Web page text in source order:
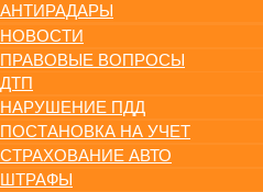
АНТИРАДАРЫ
НОВОСТИ
ПРАВОВЫЕ ВОПРОСЫ
ДТП
НАРУШЕНИЕ ПДД
ПОСТАНОВКА НА УЧЕТ
СТРАХОВАНИЕ АВТО
ШТРАФЫ